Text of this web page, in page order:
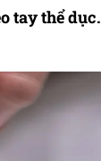
tay thể dục.